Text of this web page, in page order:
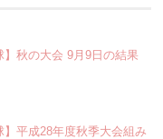
】秋の大会 9月9日の結果
】平成28年度秋季大会組み